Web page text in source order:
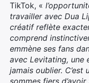
TikTok, «
travailler avec Dua
créatif reflète
comprend
emmène ses fans
avec Levitating, une
jamais oublier.
sommes fiers